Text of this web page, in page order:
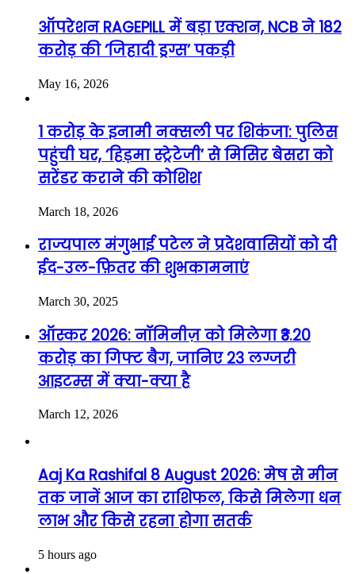
ऑपरेशन RAGEPILL में बड़ा एक्शन, NCB ने 182
करोड़ की ‘जिहादी ड्रग्स’ पकड़ी
May 16, 2026
1 करोड़ के इनामी नक्सली पर शिकंजा: पुलिस
पहुंची घर, ‘हिड़मा स्ट्रेटेजी’ से मिसिर बेसरा को
सरेंडर कराने की कोशिश
March 18, 2026
राज्यपाल मंगुभाई पटेल ने प्रदेशवासियों को दी
ईद-उल-फ़ितर की शुभकामनाएं
March 30, 2025
ऑस्कर 2026: नॉमिनीज़ को मिलेगा ₹3.20
करोड़ का गिफ्ट बैग, जानिए 23 लग्जरी
आइटम्स में क्या-क्या है
March 12, 2026
Aaj Ka Rashifal 8 August 2026: मेष से मीन
तक जानें आज का राशिफल, किसे मिलेगा धन
लाभ और किसे रहना होगा सतर्क
5 hours ago